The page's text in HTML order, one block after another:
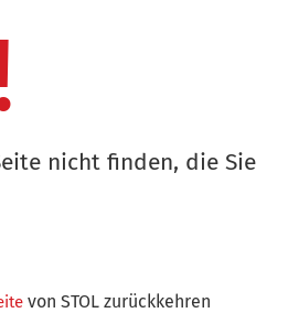
nicht finden, die Sie
von STOL zurückkehren